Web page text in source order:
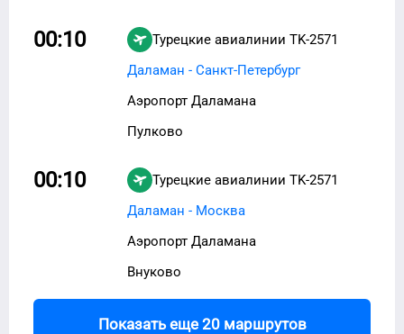
00:10 Турецкие авиалинии TK-2571
Даламан - Санкт-Петербург
Аэропорт Даламана
Пулково
00:10 Турецкие авиалинии TK-2571
Даламан - Москва
Аэропорт Даламана
Внуково
Показать еще 20 маршрутов